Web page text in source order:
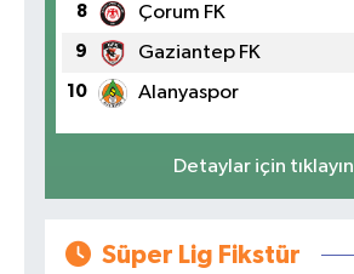
8 Çorum FK
9 Gaziantep FK
10 Alanyaspor
Detaylar için tıklayın
Süper Lig Fikstür